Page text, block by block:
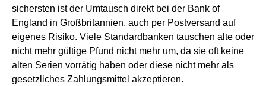
sichersten ist der Umtausch direkt bei der Bank of
England in Großbritannien, auch per Postversand auf
eigenes Risiko. Viele Standardbanken tauschen alte oder
nicht mehr gültige Pfund nicht mehr um, da sie oft keine
alten Serien vorrätig haben oder diese nicht mehr als
gesetzliches Zahlungsmittel akzeptieren.